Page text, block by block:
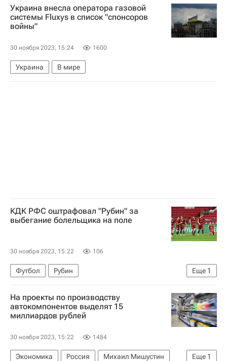
Украина внесла оператора газовой
системы Fluxys в список "спонсоров
войны"
30 ноября 2023, 15:24 1600
Украина В мире
КДК РФС оштрафовал "Рубин" за
выбегание болельщика на поле
30 ноября 2023, 15:22 106
Еще 1
Футбол
Рубин
РПЛ 2026-2027 (Чемпионат России по футболу)
На проекты по производству
автокомпонентов выделят 15
миллиардов рублей
30 ноября 2023, 15:22 1484
Еще 1
Экономика Россия
Михаил Мишустин